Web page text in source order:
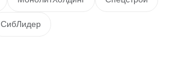
СибЛидер